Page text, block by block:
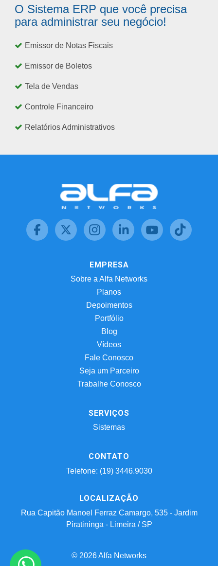
O Sistema ERP que você precisa
para administrar seu negócio!
Emissor de Notas Fiscais
Emissor de Boletos
Tela de Vendas
Controle Financeiro
Relatórios Administrativos
EMPRESA
Sobre a Alfa Networks
Planos
Depoimentos
Portfólio
Blog
Vídeos
Fale Conosco
Seja um Parceiro
Trabalhe Conosco
SERVIÇOS
Sistemas
CONTATO
Telefone: (19) 3446.9030
LOCALIZAÇÃO
Rua Capitão Manoel Ferraz Camargo, 535 - Jardim
Piratininga - Limeira / SP
© 2026 Alfa Networks